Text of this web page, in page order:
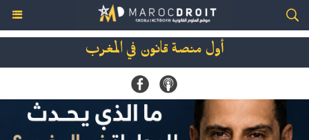
أول منصة قانون في المغرب